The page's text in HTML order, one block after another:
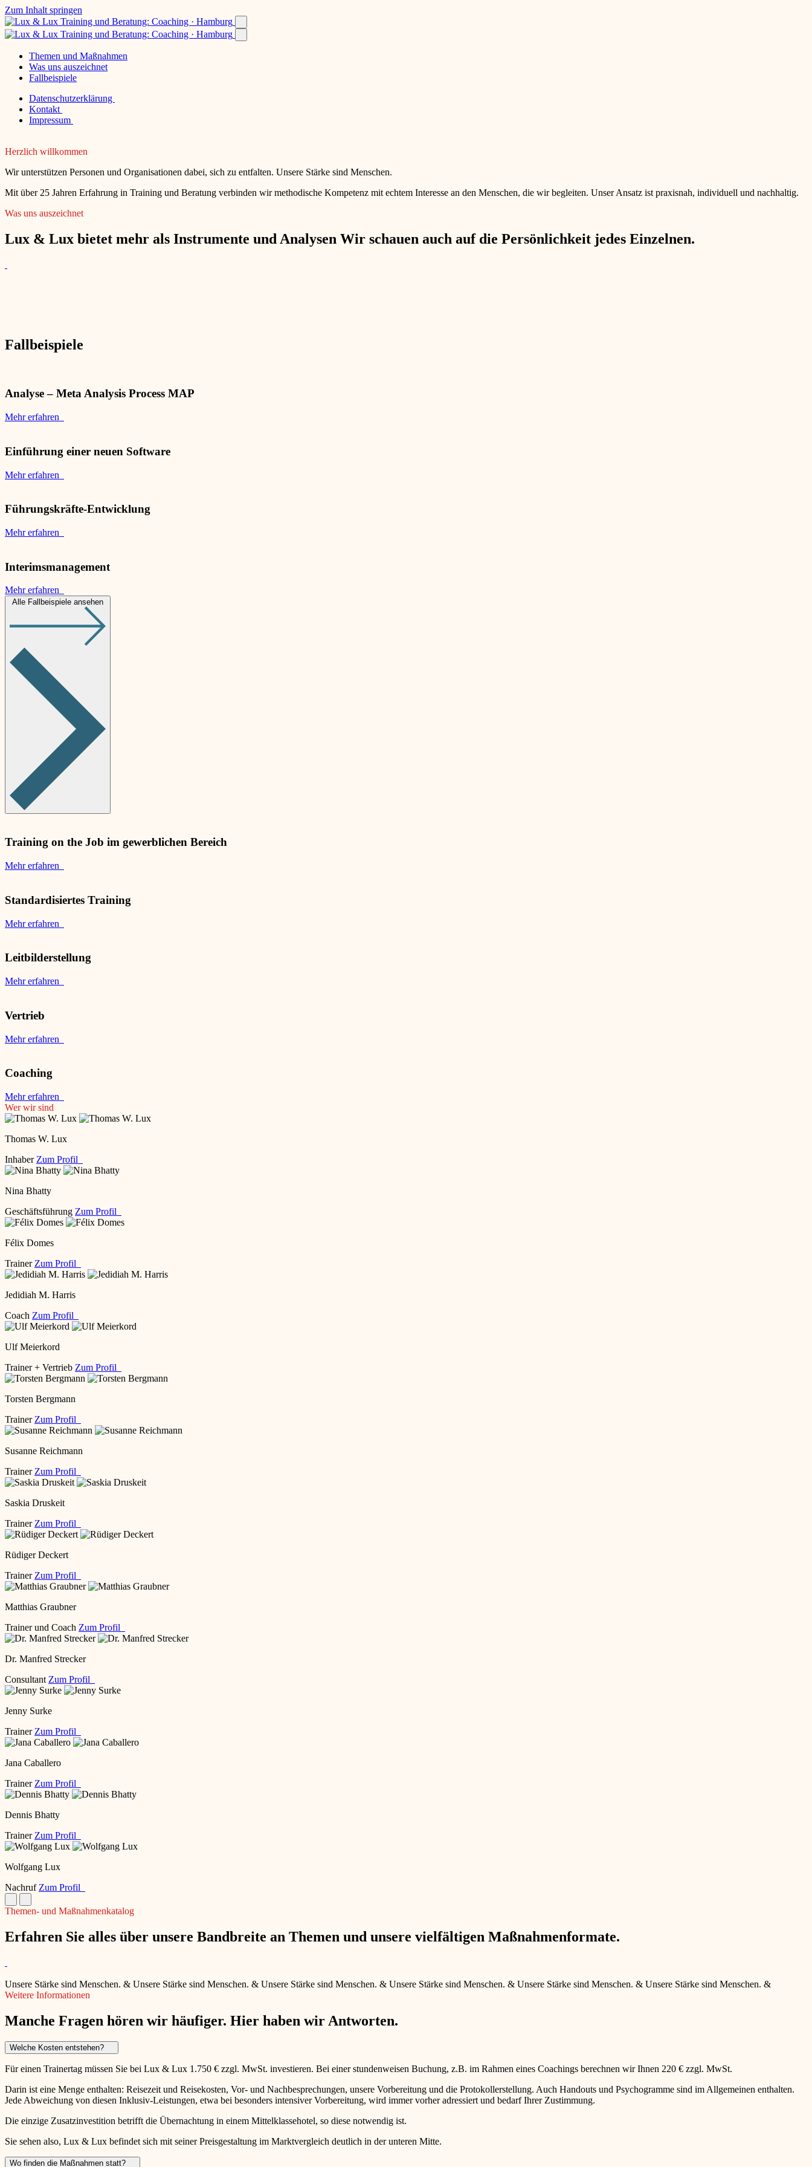
Zum Inhalt springen
Themen und Maßnahmen
Was uns auszeichnet
Fallbeispiele
Datenschutzerklärung
Kontakt
Impressum
Herzlich willkommen
Wir unterstützen Personen und Organisationen dabei, sich zu entfalten. Unsere Stärke sind Menschen.
Mit über 25 Jahren Erfahrung in Training und Beratung verbinden wir methodische Kompetenz mit echtem Interesse an den Menschen, die wir begleiten. Unser Ansatz ist praxisnah, individuell und nachhaltig.
Was uns auszeichnet
Lux & Lux bietet mehr als Instrumente und Analysen Wir schauen auch auf die Persönlichkeit jedes Einzelnen.
Fallbeispiele
Analyse – Meta Analysis Process MAP
Mehr erfahren
Einführung einer neuen Software
Mehr erfahren
Führungskräfte-Entwicklung
Mehr erfahren
Interimsmanagement
Mehr erfahren
Alle Fallbeispiele ansehen
Training on the Job im gewerblichen Bereich
Mehr erfahren
Standardisiertes Training
Mehr erfahren
Leitbilderstellung
Mehr erfahren
Vertrieb
Mehr erfahren
Coaching
Mehr erfahren
Wer wir sind
Thomas W. Lux
Inhaber Zum Profil
Nina Bhatty
Geschäftsführung Zum Profil
Félix Domes
Trainer Zum Profil
Jedidiah M. Harris
Coach Zum Profil
Ulf Meierkord
Trainer + Vertrieb Zum Profil
Torsten Bergmann
Trainer Zum Profil
Susanne Reichmann
Trainer Zum Profil
Saskia Druskeit
Trainer Zum Profil
Rüdiger Deckert
Trainer Zum Profil
Matthias Graubner
Trainer und Coach Zum Profil
Dr. Manfred Strecker
Consultant Zum Profil
Jenny Surke
Trainer Zum Profil
Jana Caballero
Trainer Zum Profil
Dennis Bhatty
Trainer Zum Profil
Wolfgang Lux
Nachruf Zum Profil
Themen- und Maßnahmenkatalog
Erfahren Sie alles über unsere Bandbreite an Themen und unsere vielfältigen Maßnahmenformate.
Unsere Stärke sind Menschen. & Unsere Stärke sind Menschen. & Unsere Stärke sind Menschen. & Unsere Stärke sind Menschen. & Unsere Stärke sind Menschen. & Unsere Stärke sind Menschen. &
Weitere Informationen
Manche Fragen hören wir häufiger. Hier haben wir Antworten.
Welche Kosten entstehen?
Für einen Trainertag müssen Sie bei Lux & Lux 1.750 € zzgl. MwSt. investieren. Bei einer stundenweisen Buchung, z.B. im Rahmen eines Coachings berechnen wir Ihnen 220 € zzgl. MwSt.
Darin ist eine Menge enthalten: Reisezeit und Reisekosten, Vor- und Nachbesprechungen, unsere Vorbereitung und die Protokollerstellung. Auch Handouts und Psychogramme sind im Allgemeinen enthalten.
Jede Abweichung von diesen Inklusiv-Leistungen, etwa bei besonders intensiver Vorbereitung, wird immer vorher adressiert und bedarf Ihrer Zustimmung.
Die einzige Zusatzinvestition betrifft die Übernachtung in einem Mittelklassehotel, so diese notwendig ist.
Sie sehen also, Lux & Lux befindet sich mit seiner Preisgestaltung im Marktvergleich deutlich in der unteren Mitte.
Wo finden die Maßnahmen statt?